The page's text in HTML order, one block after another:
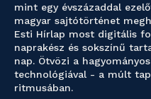
mint egy évszázaddal
magyar sajtótörténet
Esti Hírlap most digitális
naprakész és sokszínű
nap. Ötvözi a
technológiával - a múlt
ritmusában.